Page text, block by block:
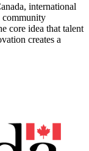
international
community
core idea that talent
creates a